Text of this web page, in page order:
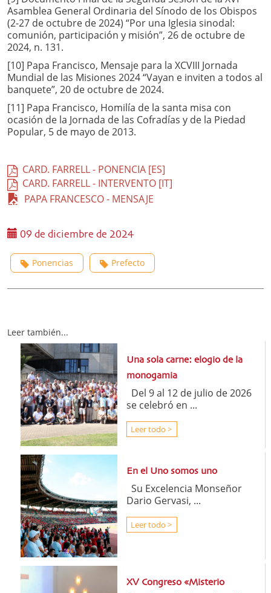
Asamblea General Ordinaria del Sínodo de los Obispos
(2-27 de octubre de 2024) “Por una Iglesia sinodal:
comunión, participación y misión”, 26 de octubre de
2024, n. 131.
[10] Papa Francisco, Mensaje para la XCVIII Jornada
Mundial de las Misiones 2024 “Vayan e inviten a todos al
banquete”, 20 de octubre de 2024.
[11] Papa Francisco, Homilía de la santa misa con
ocasión de la Jornada de las Cofradías y de la Piedad
Popular, 5 de mayo de 2013.
CARD. FARRELL - PONENCIA [ES]
CARD. FARRELL - INTERVENTO [IT]
PAPA FRANCESCO - MENSAJE
09 de diciembre de 2024
Ponencias Prefecto
Leer también...
Una sola carne: elogio de la
monogamia
Del 9 al 12 de julio de 2026
se celebró en ...
Leer todo >
En el Uno somos uno
Su Excelencia Monseñor
Dario Gervasi, ...
Leer todo >
XV Congreso «Misterio